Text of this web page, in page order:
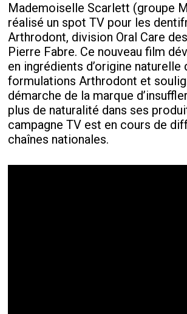
Mademoiselle Scarlett (groupe
réalisé un spot TV pour les
Arthrodont, division Oral Care
Pierre Fabre. Ce nouveau film
en ingrédients d’origine naturelle
formulations Arthrodont et
démarche de la marque
plus de naturalité dans ses
campagne TV est en cours de
chaînes nationales.